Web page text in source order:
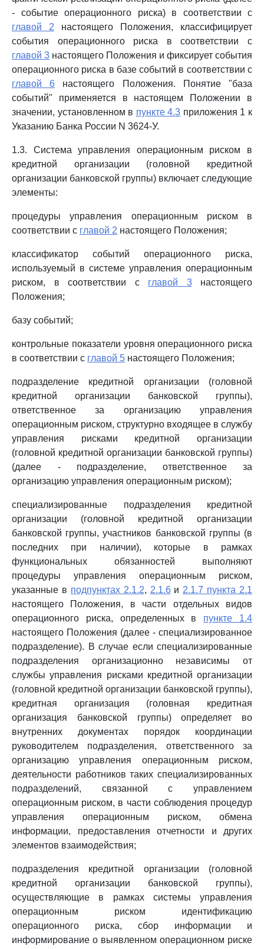
- событие операционного риска) в соответствии с
главой 2 настоящего Положения, классифицирует
события операционного риска в соответствии с
главой 3 настоящего Положения и фиксирует события
операционного риска в базе событий в соответствии с
главой 6 настоящего Положения. Понятие "база
событий" применяется в настоящем Положении в
значении, установленном в пункте 4.3 приложения 1 к
Указанию Банка России N 3624-У.
1.3. Система управления операционным риском в
кредитной организации (головной кредитной
организации банковской группы) включает следующие
элементы:
процедуры управления операционным риском в
соответствии с главой 2 настоящего Положения;
классификатор событий операционного риска,
используемый в системе управления операционным
риском, в соответствии с главой 3настоящего
Положения;
базу событий;
контрольные показатели уровня операционного риска
в соответствии с главой 5 настоящего Положения;
подразделение кредитной организации (головной
кредитной организации банковской группы),
ответственное за организацию управления
операционным риском, структурно входящее в службу
управления рисками кредитной организации
(головной кредитной организации банковской группы)
(далее - подразделение, ответственное за
организацию управления операционным риском);
специализированные подразделения кредитной
организации (головной кредитной организации
банковской группы, участников банковской группы (в
последних при наличии), которые в рамках
функциональных обязанностей выполняют
процедуры управления операционным риском,
указанные в подпунктах 2.1.2, 2.1.6и 2.1.7 пункта 2.1
настоящего Положения, в части отдельных видов
операционного риска, определенных в пункте 1.4
настоящего Положения (далее - специализированное
подразделение). В случае если специализированные
подразделения организационно независимы от
службы управления рисками кредитной организации
(головной кредитной организации банковской группы),
кредитная организация (головная кредитная
организация банковской группы) определяет во
внутренних документах порядок координации
руководителем подразделения, ответственного за
организацию управления операционным риском,
деятельности работников таких специализированных
подразделений, связанной с управлением
операционным риском, в части соблюдения процедур
управления операционным риском, обмена
информации, предоставления отчетности и других
элементов взаимодействия;
подразделения кредитной организации (головной
кредитной организации банковской группы),
осуществляющие в рамках системы управления
операционным риском идентификацию
операционного риска, сбор информации и
информирование о выявленном операционном риске